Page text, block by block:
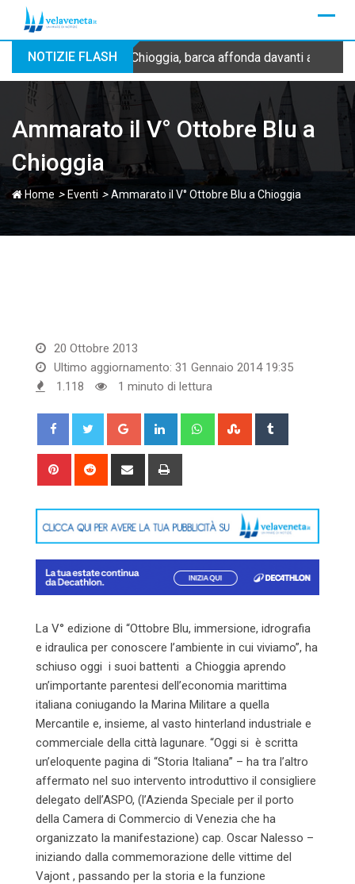
NOTIZIE FLASH Chioggia, barca affonda davanti alla
Ammarato il V° Ottobre Blu a
Chioggia
Home > Eventi >Ammarato il V° Ottobre Blu a Chioggia
20 Ottobre 2013
Ultimo aggiornamento: 31 Gennaio 2014 19:35
1.118
1 minuto di lettura
Google+ LinkedIn WhatsappStumbleUpon
Pinterest Reddit
Share
La V° edizione di “Ottobre Blu, immersione, idrografia
e idraulica per conoscere l’ambiente in cui viviamo”, ha
schiuso oggi i suoi battenti a Chioggia aprendo
un’importante parentesi dell’economia marittima
italiana coniugando la Marina Militare a quella
Mercantile e, insieme, al vasto hinterland industriale e
commerciale della città lagunare. “Oggi si è scritta
un’eloquente pagina di “Storia Italiana” – ha tra l’altro
affermato nel suo intervento introduttivo il consigliere
delegato dell’ASPO, (l’Azienda Speciale per il porto
della Camera di Commercio di Venezia che ha
organizzato la manifestazione) cap. Oscar Nalesso –
iniziando dalla commemorazione delle vittime del
Vajont , passando per la storia e la funzione